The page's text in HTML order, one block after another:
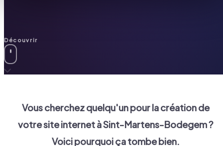
Découvrir
Vous cherchez quelqu'un pour la création de
votre site internet àSint-Martens-Bodegem?
Voici pourquoi ça tombe bien.